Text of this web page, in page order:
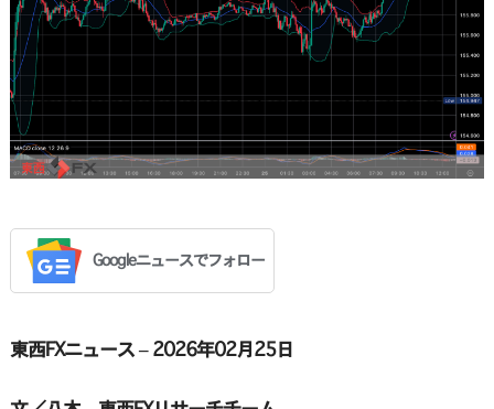
Googleニュースでフォロー
東西FXニュース – 2026年02月25日